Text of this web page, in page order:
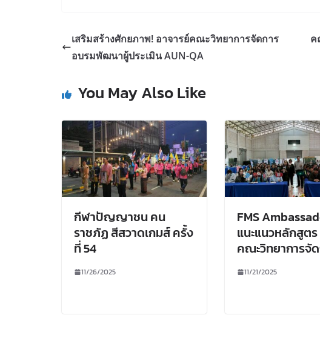
เสริมสร้างศักยภาพ! อาจารย์คณะวิทยาการจัดการ
อบรมพัฒนาผู้ประเมิน AUN-QA
ค
You May Also Like
กีฬาปัญญาชน คน
ราชภัฏ สีสวาดเกมส์ ครั้ง
ที่ 54
11/26/2025
FMS
แนะแนวหลักสูตร
คณะวิทยาการจั
11/21/2025